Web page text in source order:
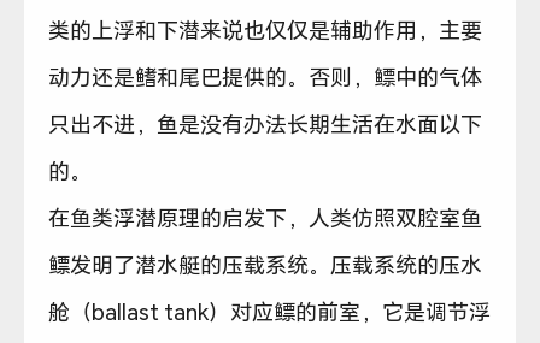
类的上浮和下潜来说也仅仅是辅助作用，主要
动力还是鳍和尾巴提供的。否则，鳔中的气体
只出不进，鱼是没有办法长期生活在水面以下
的。
在鱼类浮潜原理的启发下，人类仿照双腔室鱼
鳔发明了潜水艇的压载系统。压载系统的压水
舱（ballast tank）对应鳔的前室，它是调节浮